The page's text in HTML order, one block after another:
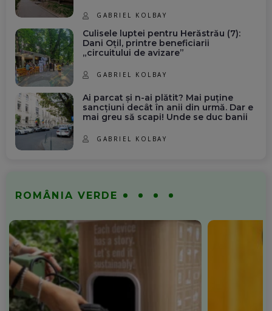
GABRIEL KOLBAY
Culisele luptei pentru Herăstrău (7):
Dani Oțil, printre beneficiarii
„circuitului de avizare”
GABRIEL KOLBAY
Ai parcat și n-ai plătit? Mai puține
sancțiuni decât în anii din urmă. Dar e
mai greu să scapi! Unde se duc banii
GABRIEL KOLBAY
ROMÂNIA VERDE